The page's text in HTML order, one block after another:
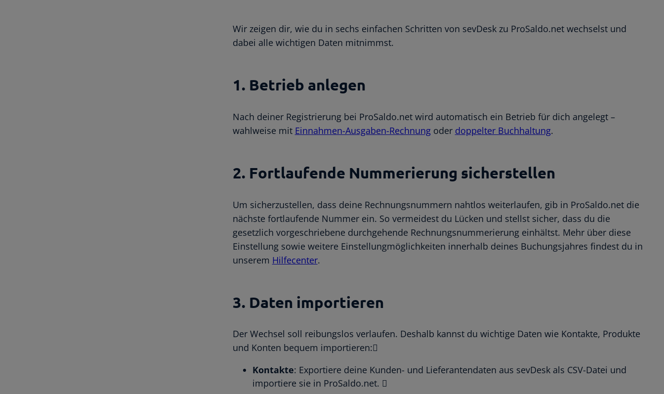
Wir zeigen dir, wie du in sechs einfachen Schritten von sevDesk zu ProSaldo.net wechselst und
dabei alle wichtigen Daten mitnimmst.
1. Betrieb anlegen
Nach deiner Registrierung bei ProSaldo.net wird automatisch ein Betrieb für dich angelegt –
wahlweise mit Einnahmen-Ausgaben-Rechnungoder doppelter Buchhaltung.
2. Fortlaufende Nummerierung sicherstellen
Um sicherzustellen, dass deine Rechnungsnummern nahtlos weiterlaufen, gib in ProSaldo.net die
nächste fortlaufende Nummer ein. So vermeidest du Lücken und stellst sicher, dass du die
gesetzlich vorgeschriebene durchgehende Rechnungsnummerierung einhältst. Mehr über diese
Einstellung sowie weitere Einstellungmöglichkeiten innerhalb deines Buchungsjahres findest du in
unserem Hilfecenter.
3. Daten importieren
Der Wechsel soll reibungslos verlaufen. Deshalb kannst du wichtige Daten wie Kontakte, Produkte
und Konten bequem importieren:
Kontakte: Exportiere deine Kunden- und Lieferantendaten aus sevDesk als CSV-Datei und
importiere sie in ProSaldo.net. 